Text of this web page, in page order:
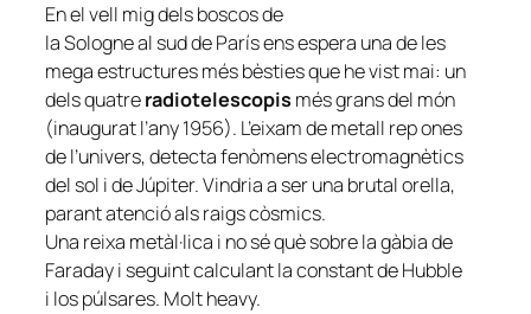
En el vell mig dels boscos de
la Sologne al sud de París ens espera una de les
mega estructures més bèsties que he vist mai: un
dels quatreradiotelescopis més grans del món
(inaugurat l’any 1956). L’eixam de metall rep ones
de l’univers, detecta fenòmens electromagnètics
del sol i de Júpiter. Vindria a ser una brutal orella,
parant atenció als raigs còsmics.
Una reixa metàl·lica i no sé què sobre la gàbia de
Faraday i seguint calculant la constant de Hubble
i los púlsares. Molt heavy.